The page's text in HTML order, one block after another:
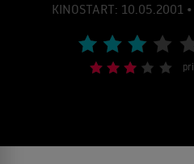
KINOSTART: 10.05.2001